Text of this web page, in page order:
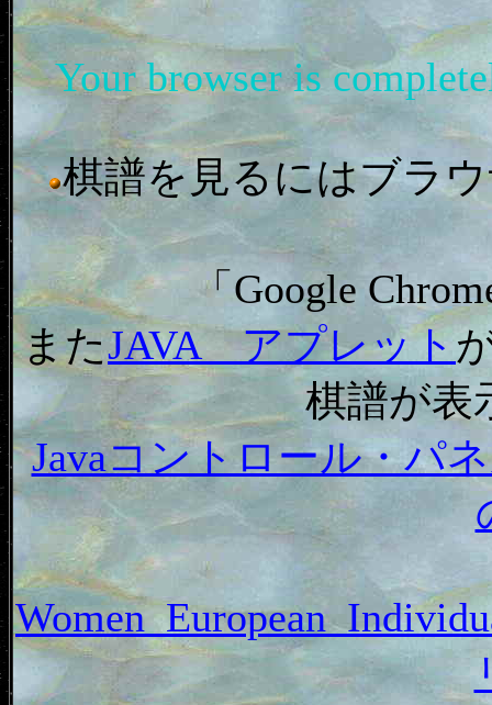
Your browser is
棋譜を見るにはブラ
「Google
またJAVA アプレット
棋譜が表
Javaコントロール・パ